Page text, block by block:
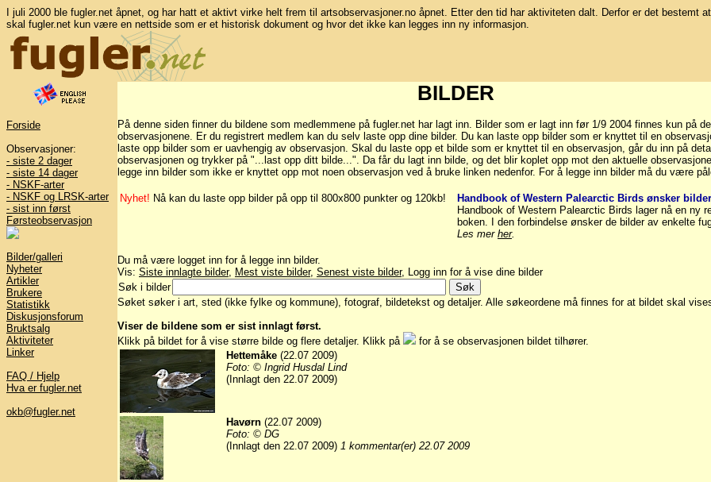
I juli 2000 ble fugler.net åpnet, og har hatt et aktivt virke helt frem til artsobservasjoner.no åpnet. Etter den tid har aktiviteten dalt. Derfor er det bestemt
skal fugler.net kun være en nettside som er et historisk dokument og hvor det ikke kan legges inn ny informasjon.
Forside
Observasjoner:
- siste 2 dager
- siste 14 dager
- NSKF-arter
- NSKF og LRSK-arter
- sist inn først
Førsteobservasjon
Bilder/galleri
Nyheter
Artikler
Brukere
Statistikk
Diskusjonsforum
Bruktsalg
Aktiviteter
Linker
FAQ / Hjelp
Hva er fugler.net
okb@fugler.net
BILDER
På denne siden finner du bildene som medlemmene på fugler.net har lagt inn. Bilder som er lagt inn før 1/9 2004 finnes kun på
observasjonene. Er du registrert medlem kan du selv laste opp dine bilder. Du kan laste opp bilder som er knyttet til en
laste opp bilder som er uavhengig av observasjon. Skal du laste opp et bilde som er knyttet til en observasjon, går du inn på
observasjonen og trykker på "...last opp ditt bilde...". Da får du lagt inn bilde, og det blir koplet opp mot den aktuelle
legge inn bilder som ikke er knyttet opp mot noen observasjon ved å bruke linken nedenfor. For å legge inn bilder må du være
Nyhet! Nå kan du laste opp bilder på opp til 800x800 punkter og 120kb!
Handbook of Western Palearctic Birds ønsker
Handbook of Western Palearctic Birds lager nå en ny
boken. I den forbindelse ønsker de bilder av enkelte
Les mer her.
Du må være logget inn for å legge inn bilder.
Vis: Siste innlagte bilder, Mest viste bilder, Senest viste bilder, Logg inn for å vise dine bilder
Søk i bilder
Søket søker i art, sted (ikke fylke og kommune), fotograf, bildetekst og detaljer. Alle søkeordene må finnes for at bildet skal
Viser de bildene som er sist innlagt først.
Klikk på bildet for å vise større bilde og flere detaljer. Klikk på
for å se observasjonen bildet tilhører.
Hettemåke (22.07 2009)
Foto: © Ingrid Husdal Lind
(Innlagt den 22.07 2009)
Havørn (22.07 2009)
Foto: © DG
(Innlagt den 22.07 2009) 1 kommentar(er) 22.07 2009